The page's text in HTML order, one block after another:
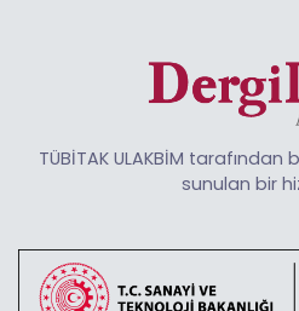
TÜBİTAK ULAKBİM
sunulan bir